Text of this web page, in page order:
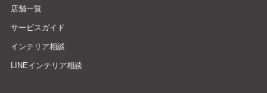
店舗一覧
サービスガイド
インテリア相談
LINEインテリア相談